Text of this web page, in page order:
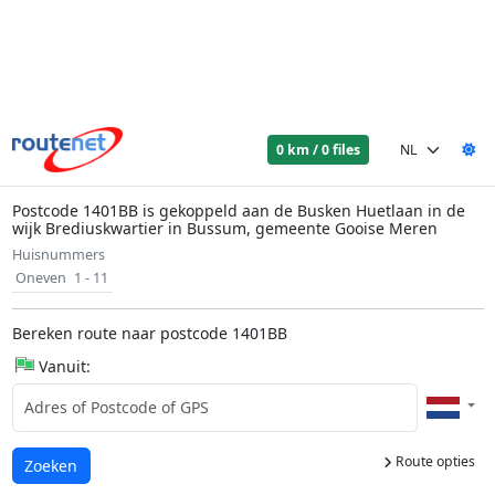
0 km / 0 files
Postcode 1401BB is gekoppeld aan de Busken Huetlaan in de
wijk Brediuskwartier in Bussum, gemeente Gooise Meren
Huisnummers
Oneven 1 - 11
Bereken route naar postcode 1401BB
Vanuit:
Route opties
Laden...
Zoeken